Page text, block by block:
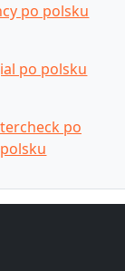
po polsku
po polsku
po
polsku